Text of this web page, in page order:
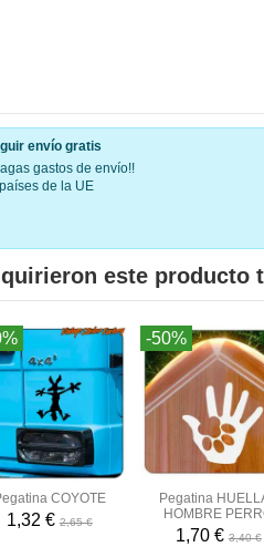
envío gratis
gastos de envío!!
de la UE
este producto
COYOTE
1,32 €2,65 €
-50%
Pegatina
HOMBRE
1,70 € 3,40 €